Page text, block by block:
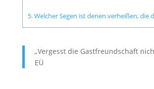
5. Welcher Segen ist denen verheißen, die
„Vergesst die Gastfreundschaft
EÜ